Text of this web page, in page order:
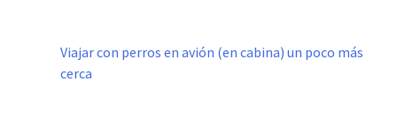
Viajar con perros en avión (en cabina) un poco más
cerca